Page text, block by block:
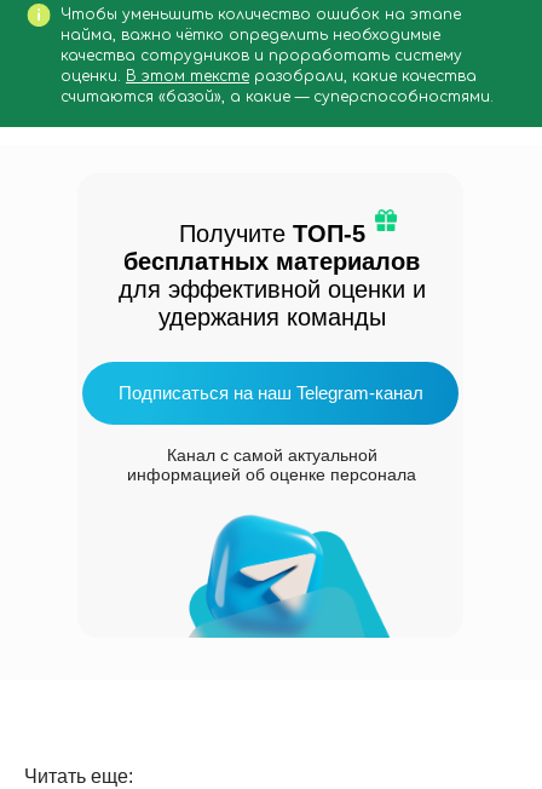
Чтобы уменьшить количество ошибок на этапе
найма, важно чётко определить необходимые
качества сотрудников и проработать систему
оценки. В этом тексте разобрали, какие качества
считаются «базой», а какие — суперспособностями.
Получите ТОП-5
бесплатных материалов
для эффективной оценки и
удержания команды
Подписаться на наш Telegram-канал
Канал с самой актуальной
информацией об оценке персонала
Читать еще: